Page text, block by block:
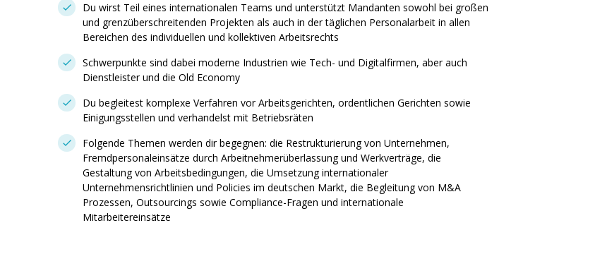
Du wirst Teil eines internationalen Teams und unterstützt Mandanten sowohl bei großen
und grenzüberschreitenden Projekten als auch in der täglichen Personalarbeit in allen
Bereichen des individuellen und kollektiven Arbeitsrechts
Schwerpunkte sind dabei moderne Industrien wie Tech- und Digitalfirmen, aber auch
Dienstleister und die Old Economy
Du begleitest komplexe Verfahren vor Arbeitsgerichten, ordentlichen Gerichten sowie
Einigungsstellen und verhandelst mit Betriebsräten
Folgende Themen werden dir begegnen: die Restrukturierung von Unternehmen,
Fremdpersonaleinsätze durch Arbeitnehmerüberlassung und Werkverträge, die
Gestaltung von Arbeitsbedingungen, die Umsetzung internationaler
Unternehmensrichtlinien und Policies im deutschen Markt, die Begleitung von M&A
Prozessen, Outsourcings sowie Compliance-Fragen und internationale
Mitarbeitereinsätze